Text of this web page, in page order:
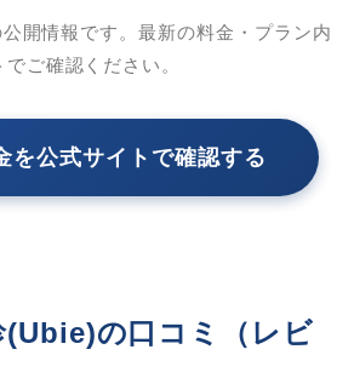
開情報です。最新の料金・プラン内
ご確認ください。
を公式サイトで確認する
の口コミ（レビ